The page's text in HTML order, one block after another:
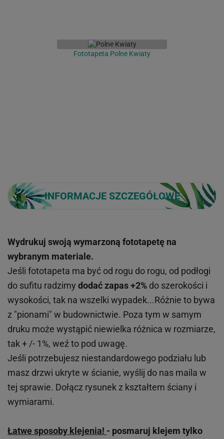
Fototapeta Polne Kwiaty
INFORMACJE SZCZEGÓŁOWE
Wydrukuj swoją wymarzoną fototapetę na
wybranym materiale.
Jeśli fototapeta ma być od rogu do rogu, od podłogi
do sufitu radzimy dodać zapas +2% do szerokości i
wysokości, tak na wszelki wypadek...Różnie to bywa
z "pionami" w budownictwie. Poza tym w samym
druku może wystąpić niewielka różnica w rozmiarze,
tak + /- 1%, weź to pod uwagę.
Jeśli potrzebujesz niestandardowego podziału lub
masz drzwi ukryte w ścianie, wyślij do nas maila w
tej sprawie. Dołącz rysunek z kształtem ściany i
wymiarami.
Łatwe sposoby klejenia! - posmaruj klejem tylko